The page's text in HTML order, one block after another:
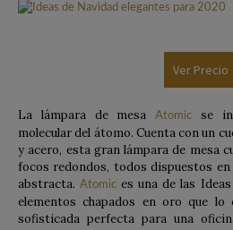
Ver Precio
La lámpara de mesaAtomic
se
molecular del átomo. Cuenta con un
y acero, esta gran lámpara de mesa
focos redondos, todos dispuestos
abstracta.Atomic es una de las
elementos chapados en oro que
sofisticada perfecta para una